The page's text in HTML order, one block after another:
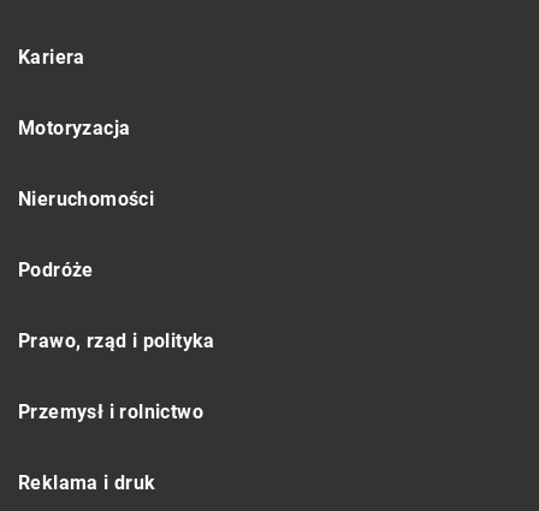
Kariera
Motoryzacja
Nieruchomości
Podróże
Prawo, rząd i polityka
Przemysł i rolnictwo
Reklama i druk